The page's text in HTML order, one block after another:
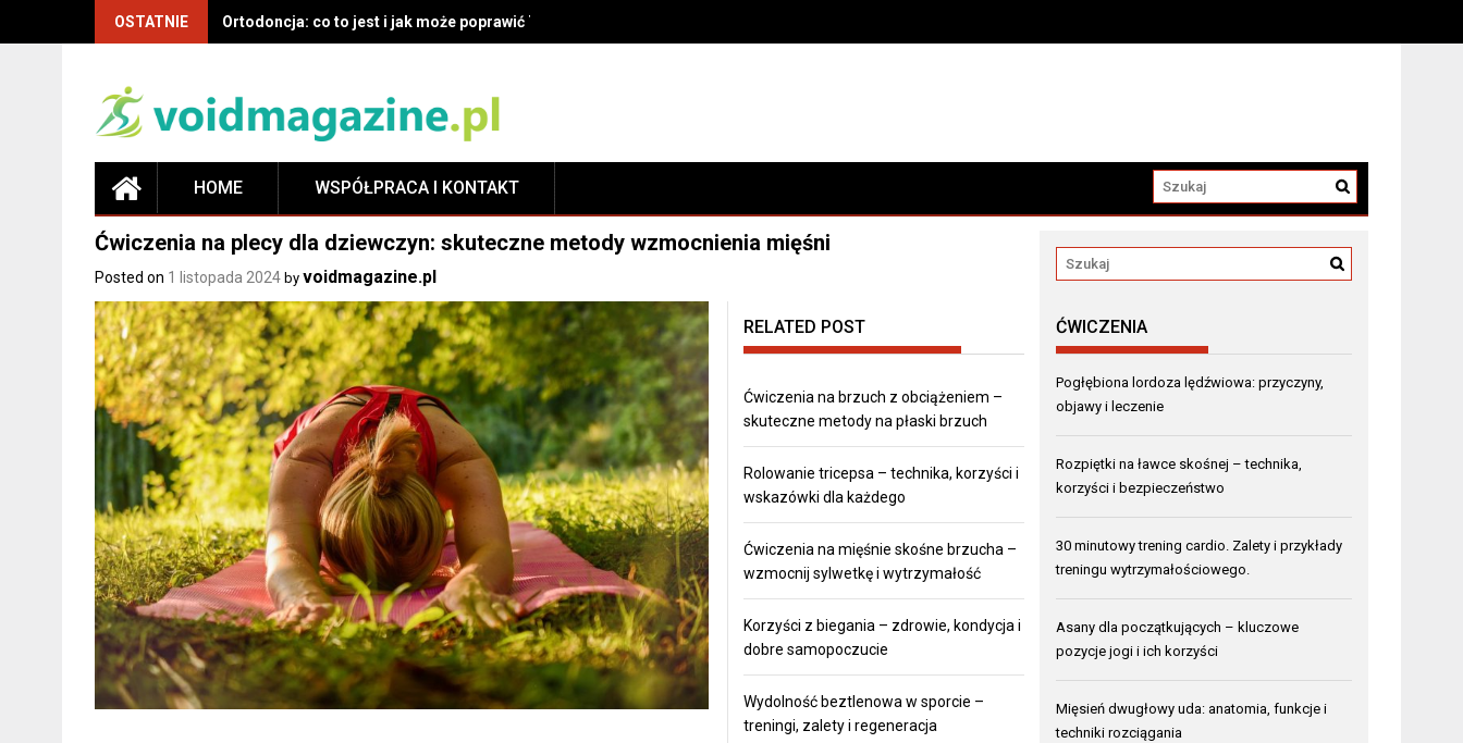
OSTATNIE Ortodoncja: co to jest i jak może poprawić Twój uśmiech?
HOME WSPÓŁPRACA I KONTAKT
Ćwiczenia na plecy dla dziewczyn: skuteczne metody wzmocnienia mięśni
Posted on 1 listopada 2024 by voidmagazine.pl
RELATED POST
Ćwiczenia na brzuch z obciążeniem –
skuteczne metody na płaski brzuch
Rolowanie tricepsa – technika, korzyści i
wskazówki dla każdego
Ćwiczenia na mięśnie skośne brzucha –
wzmocnij sylwetkę i wytrzymałość
Korzyści z biegania – zdrowie, kondycja i
dobre samopoczucie
Wydolność beztlenowa w sporcie –
treningi, zalety i regeneracja
ĆWICZENIA
Pogłębiona lordoza lędźwiowa: przyczyny,
objawy i leczenie
Rozpiętki na ławce skośnej – technika,
korzyści i bezpieczeństwo
30 minutowy trening cardio. Zalety i przykłady
treningu wytrzymałościowego.
Asany dla początkujących – kluczowe
pozycje jogi i ich korzyści
Mięsień dwugłowy uda: anatomia, funkcje i
techniki rozciągania